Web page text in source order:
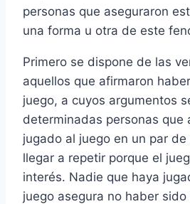
personas que aseguraron
una forma u otra de este
Primero se dispone de las
aquellos que afirmaron
juego, a cuyos argumentos
determinadas personas que
jugado al juego en un par de
llegar a repetir porque el
interés. Nadie que haya
juego asegura no haber